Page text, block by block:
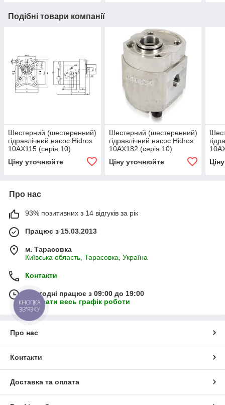
Подібні товари компанії
Шестерний (шестеренний)
гідравлічний насос Hidros
10АХ115 (серія 10)
Ціну уточнюйте
Шестерний (шестеренний)
гідравлічний насос Hidros
10АХ182 (серія 10)
Ціну уточнюйте
Про нас
93% позитивних з 14 відгуків за рік
Працює з 15.03.2013
м. Тарасовка
Київська область, Тарасовка, Україна
Контакти
Сьогодні працює з 09:00 до 19:00
Показати весь графік роботи
Про нас
Контакти
Доставка та оплата
КНОПКА
ЗВ'ЯЗКУ